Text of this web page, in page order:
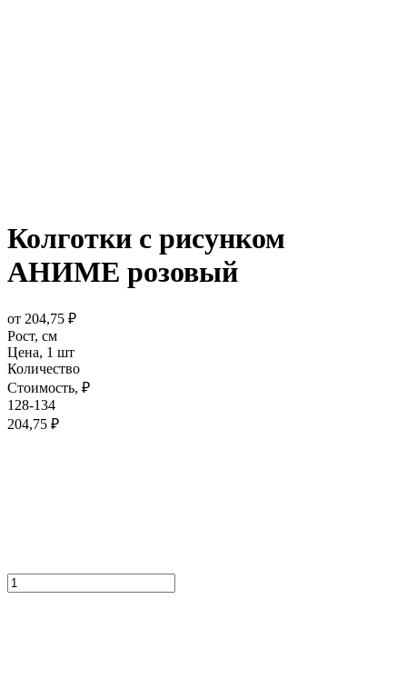
Колготки с рисунком
АНИМЕ розовый
от 204,75 ₽
Рост, см
Цена, 1 шт
Количество
Стоимость, ₽
128-134
204,75 ₽